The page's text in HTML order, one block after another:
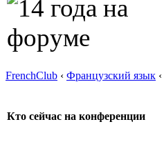
FrenchClub ‹ Французский язык ‹
Кто сейчас на конференции